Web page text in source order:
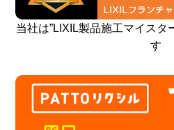
当社は”LIXIL製品施工マイスタ
す